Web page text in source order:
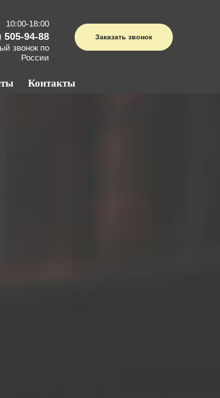
505-94-88
звонок по
России
10:00-18:00
Заказать звонок
Контакты